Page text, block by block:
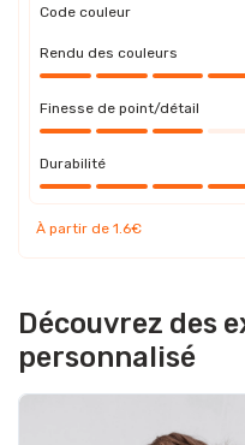
Code couleur
Rendu des couleurs
Finesse de point/détail
Durabilité
À partir de 1.6€
Découvrez des
personnalisé